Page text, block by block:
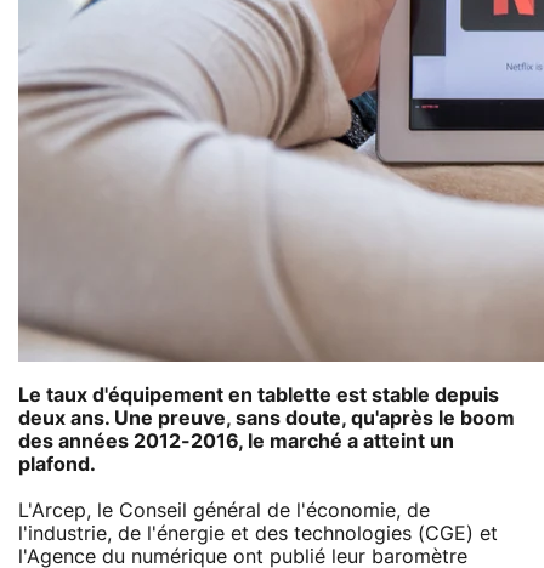
Le taux d'équipement en tablette est stable depuis
deux ans. Une preuve, sans doute, qu'après le boom
des années 2012-2016, le marché a atteint un
plafond.
L'Arcep, le Conseil général de l'économie, de
l'industrie, de l'énergie et des technologies (CGE) et
l'Agence du numérique ont publié leur baromètre